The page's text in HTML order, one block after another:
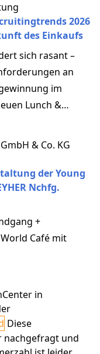
2026
des Einkaufs
sich rasant –
an
im
Lunch &
Unterschied
& Co. KG
der Young
Nchfg.
+
Café mit
in
Diese
nachgefragt und